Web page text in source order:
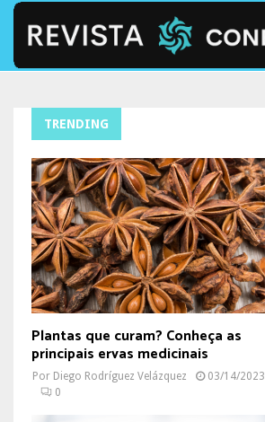
TRENDING
Plantas que curam? Conheça as
principais ervas medicinais
Por Diego Rodríguez Velázquez
03/14/2023
0